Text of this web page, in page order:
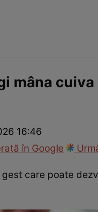
mâna
16:46
în Google
care poate